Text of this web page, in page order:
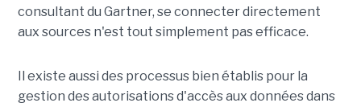
consultant du Gartner, se connecter directement
aux sources n'est tout simplement pas efficace.
Il existe aussi des processus bien établis pour la
gestion des autorisations d'accès aux données dans